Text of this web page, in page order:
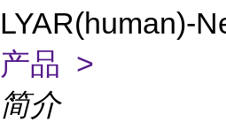
LYAR(human)-
产品 >
简介